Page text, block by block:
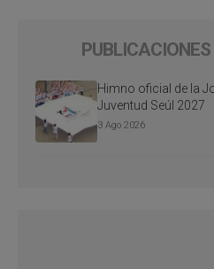
Himno oficial de la
Juventud Seúl 2027
3 Ago 2026